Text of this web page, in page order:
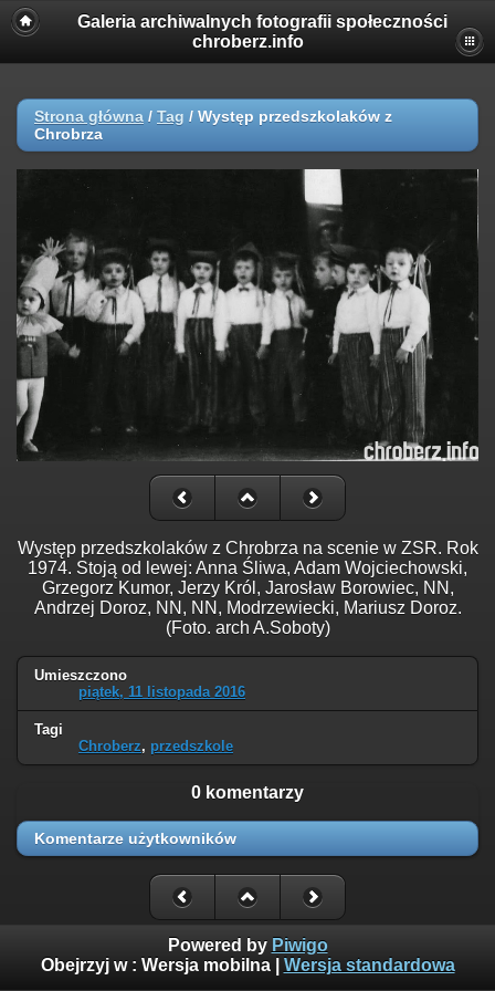
Galeria archiwalnych fotografii społeczności
chroberz.info
Strona główna / Tag / Występ przedszkolaków z
Chrobrza
Występ przedszkolaków z Chrobrza na scenie w ZSR. Rok
1974. Stoją od lewej: Anna Śliwa, Adam Wojciechowski,
Grzegorz Kumor, Jerzy Król, Jarosław Borowiec, NN,
Andrzej Doroz, NN, NN, Modrzewiecki, Mariusz Doroz.
(Foto. arch A.Soboty)
Umieszczono
piątek, 11 listopada 2016
Tagi
Chroberz, przedszkole
0 komentarzy
Komentarze użytkowników
Powered by Piwigo
Obejrzyj w : Wersja mobilna| Wersja standardowa